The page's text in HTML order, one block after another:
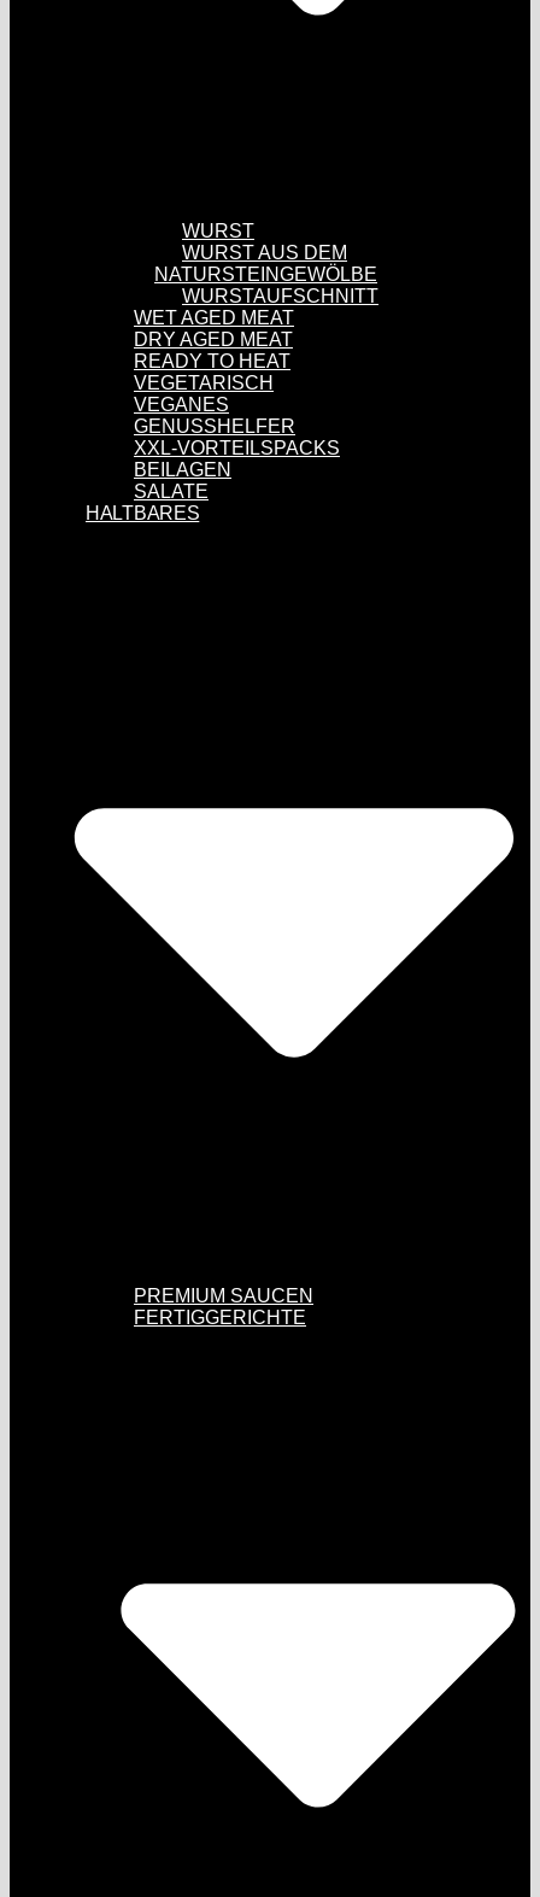
WURST
WURST AUS DEM
NATURSTEINGEWÖLBE
WURSTAUFSCHNITT
WET AGED MEAT
DRY AGED MEAT
READY TO HEAT
VEGETARISCH
VEGANES
GENUSSHELFER
XXL-VORTEILSPACKS
BEILAGEN
SALATE
HALTBARES
PREMIUM SAUCEN
FERTIGGERICHTE